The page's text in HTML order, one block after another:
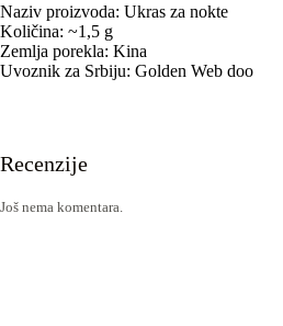
Naziv proizvoda: Ukras za nokte
Količina: ~1,5 g
Zemlja porekla: Kina
Uvoznik za Srbiju: Golden Web doo
Recenzije
Još nema komentara.